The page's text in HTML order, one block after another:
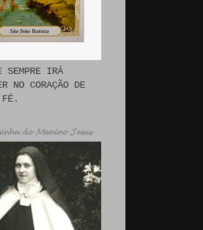
SEMPRE IRÁ
NO CORAÇÃO DE
FÉ.
𝓭𝓸 𝓜𝓮𝓷𝓲𝓷𝓸 𝓙𝓮𝓼𝓾𝓼